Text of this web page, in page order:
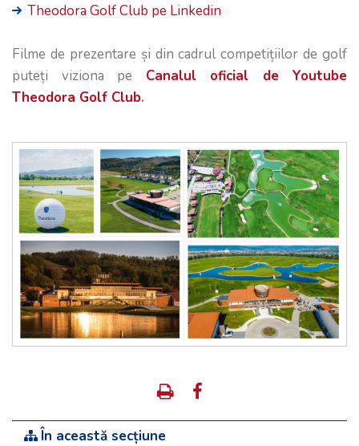
Theodora Golf Club pe Linkedin
Filme de prezentare și din cadrul competițiilor de golf
puteți viziona pe Canalul oficial de Youtube
Theodora Golf Club.
În această secțiune